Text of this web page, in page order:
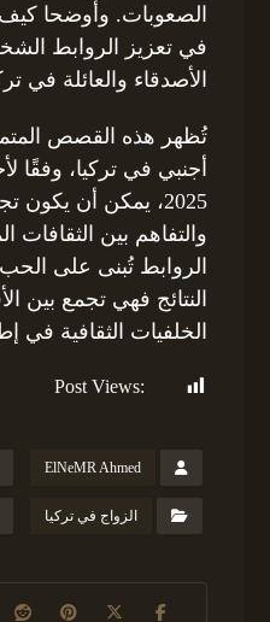
الصعوبات. وأوضحا
في تعزيز الروابط
الأصدقاء والعائلة في
تُظهر هذه القصص
أجنبي في تركيا، وفقًا
2025، يمكن أن
والتفاهم بين
الروابط تُبنى على الحب
النتائج فهي تجمع بين
الخلفيات الثقافية
Post Views:
ElNeMR Ahmed
الزواج في تركيا